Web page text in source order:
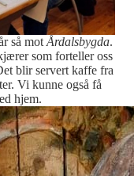
så mot Årdalsbygda.
som forteller oss
blir servert kaffe fra
Vi kunne også få
hjem.